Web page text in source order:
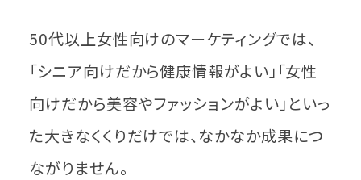
50代以上女性向けのマーケティングでは、
「シニア向けだから健康情報がよい」「女性
向けだから美容やファッションがよい」といっ
た大きなくくりだけでは、なかなか成果につ
ながりません。